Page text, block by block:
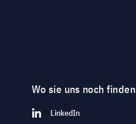
Wo sie uns noch finden
LinkedIn